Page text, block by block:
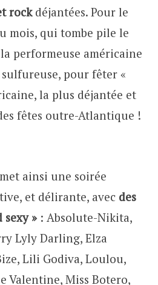
rockdéjantées. Pour le
mois, qui tombe pile le
performeuse américaine
pour fêter «
la plus déjantée et
fêtes outre-Atlantique !
ainsi une soirée
et délirante, avec des
sexy »: Absolute-Nikita,
Lyly Darling, Elza
Lili Godiva, Loulou,
Valentine, Miss Botero,